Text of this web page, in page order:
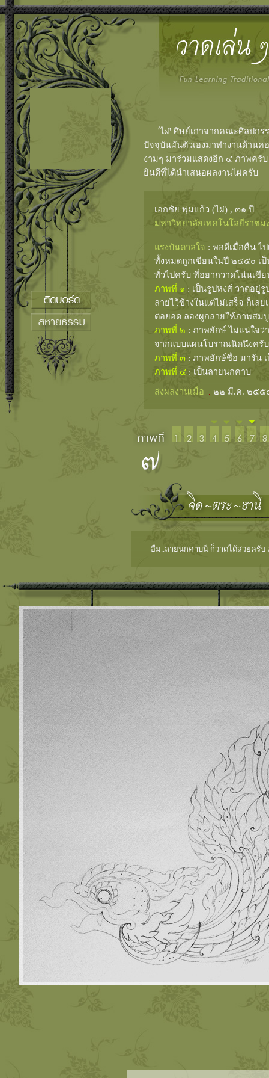
'ไผ่' ศิษย์เก่าจากคณะศิลปกรร
ปัจจุบันผันตัวเองมาทำงานด้านค
งามๆ มาร่วมแสดงอีก ๔ ภาพครับ
ยินดีที่ได้นำเสนอผลงานไผ่ครับ
เอกชัย พุ่มแก้ว (ไผ่) , ๓๑ ปี
มหาวิทยาลัยเทคโนโลยีราช
แรงบันดาลใจ : พอดีเมื่อคืน ไป
ทั้งหมดถูกเขียนในปี ๒๕๕๐ เป็
ทั่วไปครับ ที่อยากวาดโน่นเขีย
ภาพที่ ๑ : เป็นรูปหงส์ วาดอยู่
ลายไว้ข้างในแต่ไม่เสร็จ ก็เล
ต่อยอด ลองผูกลายให้ภาพสม
ภาพที่ ๒ : ภาพยักษ์ ไม่แน่ใจว่
จากแบบแผนโบราณนิดนึงครับ
ภาพที่ ๓ : ภาพยักษ์ชื่อ มารัน
ภาพที่ ๔ : เป็นลายนกคาบ
ส่งผลงานเมื่อ ๒๒ มี.ค. ๒๕๕
อืม..ลายนกคาบนี่ ก็วาดได้สวยครับ